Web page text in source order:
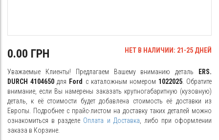
0.00 ГРН НЕТ В НАЛИЧИИ: 21-25 ДНЕЙ
Уважаемые Клиенты! Предлагаем Вашему вниманию деталь
ERS.
DURCH 4104650 для Ford с каталожным номером 1022025. Обратите
внимание, если Вы намерены заказать крупногабаритную (кузовную)
деталь, к её стоимости будет добавлена стоимость её доставки из
Европы. Подробнее с прайс-листом на доставку таких деталей можно
ознакомиться в разделе Оплата и Доставка , либо при оформлении
заказа в Корзине.